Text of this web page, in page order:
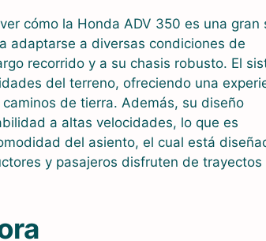
cómo la Honda ADV 350 es una gran
adaptarse a diversas condiciones de
recorrido y a su chasis robusto. El
del terreno, ofreciendo una
de tierra. Además, su diseño
a altas velocidades, lo que es
del asiento, el cual está
y pasajeros disfruten de trayectos